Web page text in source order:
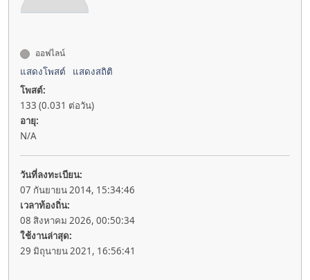
ออฟไลน์
แสดงโพสต์
แสดงสถิติ
โพสต์:
133 (0.031 ต่อวัน)
อายุ:
N/A
วันที่ลงทะเบียน:
07 กันยายน 2014, 15:34:46
เวลาท้องถิ่น:
08 สิงหาคม 2026, 00:50:34
ใช้งานล่าสุด:
29 มิถุนายน 2021, 16:56:41